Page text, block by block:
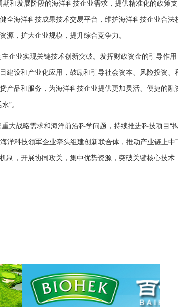
和发展阶段的海洋科技企业需求，提供精准化的政策
海洋科技成果技术交易平台，维护海洋科技企业合法
，扩大企业规模，提升综合竞争力。
企业实现关键技术创新突破。发挥财政资金的引导作
设和产业化应用，鼓励和引导社会资本、风险投资、
品和服务，为海洋科技企业提供更加灵活、便捷的融
”。
大战略需求和海洋前沿科学问题，持续推进科技项目“
洋科技领军企业牵头组建创新联合体，推动产业链上中
，开展协同攻关，集中优势资源，突破关键核心技术